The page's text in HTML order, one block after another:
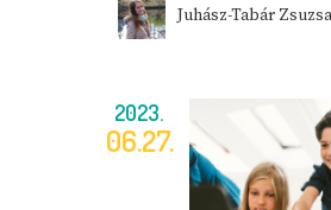
Juhász-Tabár Zsuzsa
2023.
06.27.